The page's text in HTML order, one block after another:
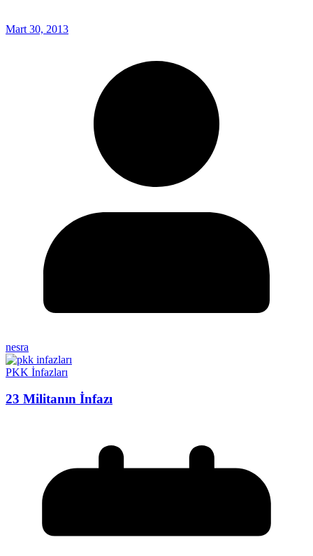
Mart 30, 2013
nesra
PKK İnfazları
23 Militanın İnfazı